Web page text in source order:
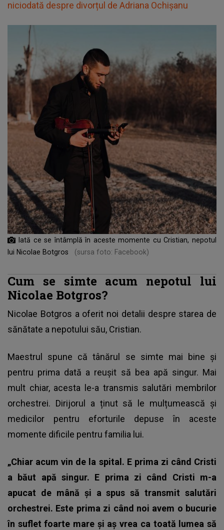
niciodată despre divorțul de Adriana Ochișanu
Iată ce se întâmplă în aceste momente cu Cristian, nepotul
lui Nicolae Botgros
(sursa foto: Facebook)
Cum se simte acum nepotul lui
Nicolae Botgros?
Nicolae Botgros a oferit noi detalii despre starea de
sănătate a nepotului său, Cristian.
Maestrul spune că tânărul se simte mai bine și
pentru prima dată a reușit să bea apă singur. Mai
mult chiar, acesta le-a transmis salutări membrilor
orchestrei. Dirijorul a ținut să le mulțumească și
medicilor pentru eforturile depuse în aceste
momente dificile pentru familia lui.
„Chiar acum vin de la spital. E prima zi când Cristi
a băut apă singur. E prima zi când Cristi m-a
apucat de mână și a spus să transmit salutări
orchestrei. Este prima zi când noi avem o bucurie
în suflet foarte mare și aș vrea ca toată lumea să